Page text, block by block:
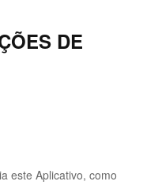
DE
este Aplicativo, como